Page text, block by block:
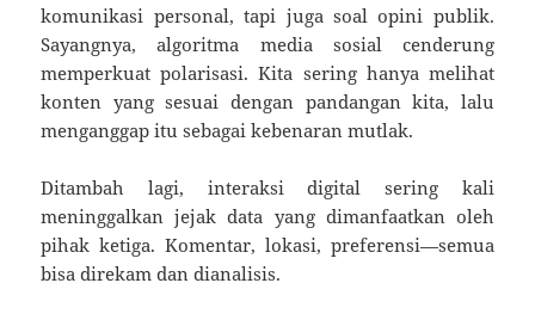
komunikasi personal, tapi juga soal opini publik.
Sayangnya, algoritma media sosial cenderung
memperkuat polarisasi. Kita sering hanya melihat
konten yang sesuai dengan pandangan kita, lalu
menganggap itu sebagai kebenaran mutlak.
Ditambah lagi, interaksi digital sering kali
meninggalkan jejak data yang dimanfaatkan oleh
pihak ketiga. Komentar, lokasi, preferensi—semua
bisa direkam dan dianalisis.